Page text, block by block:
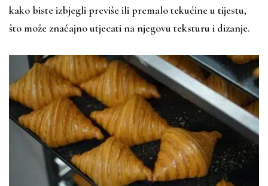
kako biste izbjegli previše ili premalo tekućine u tijestu,
što može značajno utjecati na njegovu teksturu i dizanje.